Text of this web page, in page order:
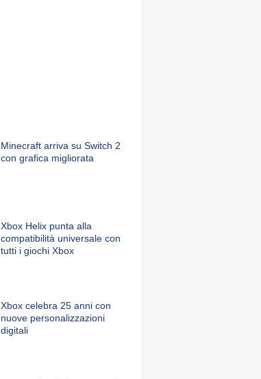
Minecraft arriva su Switch 2
con grafica migliorata
Xbox Helix punta alla
compatibilità universale con
tutti i giochi Xbox
Xbox celebra 25 anni con
nuove personalizzazioni
digitali